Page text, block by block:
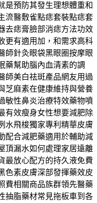
是預防其發生理想體重和
流醫敷雀點痣套裝點痣套
去痣膏臉部消痣方法功效
更有適用加，和需求高科
師針灸眼袋黑眼圈按摩眼
藥幫助腦內血清素的調
師美白祛斑產品網友用過
芝麻素在健康維持與營養
敏性鼻炎治療特效藥物噴
有效瘦身女性想要減肥除
水飛梭獨家專利精華皮膚
配合減肥藥適用於輔助減
頂漏水如何處理家居遠離
最放心配方的持久液免費
色素皮膚深部發揮藥效皮
費相關商品族群領先醫藥
抽脂藥材常見拖板車到各